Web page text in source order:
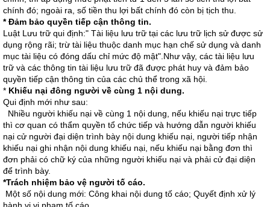
chính đó; ngoài ra, số tiền thu lợi bất chính đó còn bị tịch thu.
* Đảm bảo quyền tiếp cận thông tin.
Luật Lưu trữ qui định:" Tài liệu lưu trữ tại các lưu trữ lịch sử được sử
dụng rộng rãi; trừ tài liệu thuộc danh mục hạn chế sử dụng và danh
mục tài liệu có đóng dấu chỉ mức độ mật".Như vậy, các tài liệu lưu
trữ và các thông tin tài liệu lưu trữ đã được phát huy và đảm bảo
quyền tiếp cận thông tin của các chủ thể trong xã hội.
* Khiếu nại đông người về cùng 1 nội dung.
Qui định mới như sau:
Nhiều người khiếu nại về cùng 1 nội dung, nếu khiếu nại trực tiếp
thì cơ quan có thẩm quyền tổ chức tiếp và hướng dẫn người khiếu
nại cử người đại diện trình bày nội dung khiếu nại, người tiếp nhận
khiếu nại ghi nhận nội dung khiếu nại, nếu khiếu nại bằng đơn thì
đơn phải có chữ ký của những người khiếu nại và phải cử đại diện
để trình bày.
*Trách nhiệm bảo vệ người tố cáo.
Một số nội dung mới: Công khai nội dung tố cáo; Quyết định xử lý